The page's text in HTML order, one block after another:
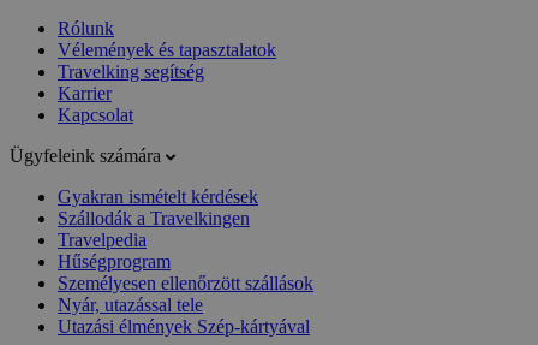
Rólunk
Vélemények és tapasztalatok
Travelking segítség
Karrier
Kapcsolat
Ügyfeleink számára
Gyakran ismételt kérdések
Szállodák a Travelkingen
Travelpedia
Hűségprogram
Személyesen ellenőrzött szállások
Nyár, utazással tele
Utazási élmények Szép-kártyával